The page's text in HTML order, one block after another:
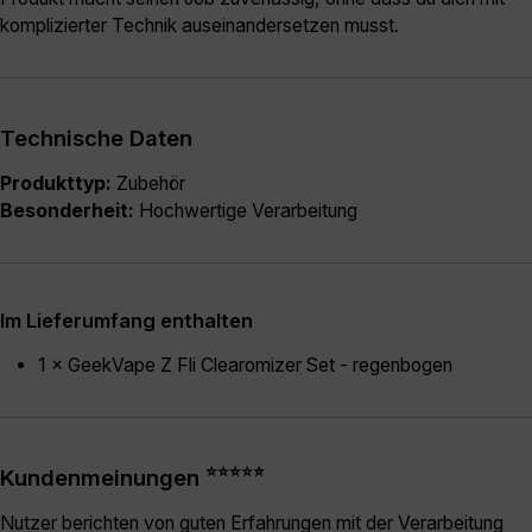
komplizierter Technik auseinandersetzen musst.
Technische Daten
Produkttyp: Zubehör
Besonderheit: Hochwertige Verarbeitung
Im Lieferumfang enthalten
1 × GeekVape Z Fli Clearomizer Set - regenbogen
Kundenmeinungen ⭐⭐⭐⭐⭐
Nutzer berichten von guten Erfahrungen mit der Verarbeitung